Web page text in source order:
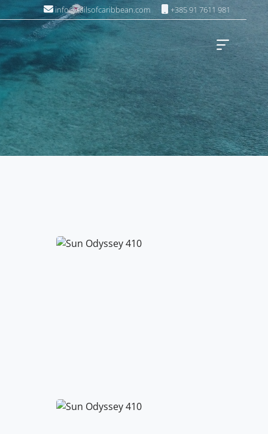
info@sailsofcaribbean.com +385 91 7611 981